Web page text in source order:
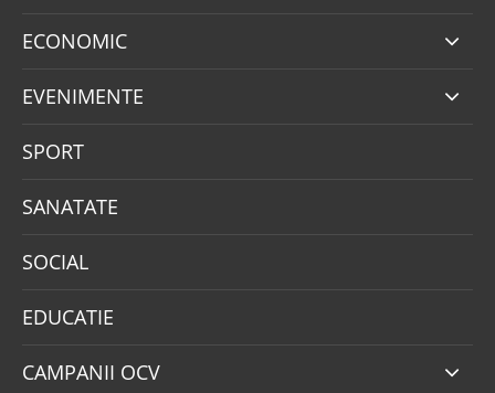
ECONOMIC
EVENIMENTE
SPORT
SANATATE
SOCIAL
EDUCATIE
CAMPANII OCV